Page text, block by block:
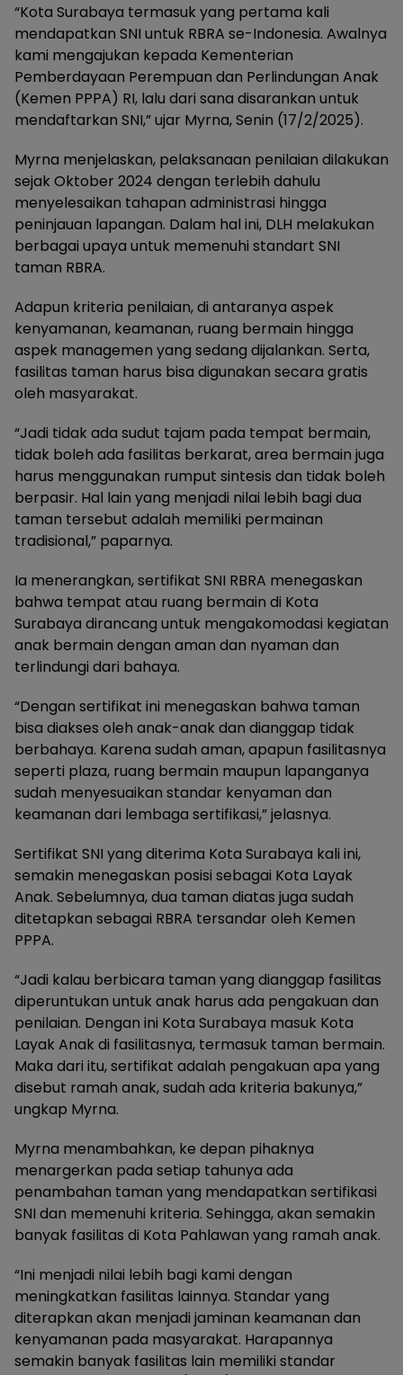
“Kota Surabaya termasuk yang pertama kali
mendapatkan SNI untuk RBRA se-Indonesia. Awalnya
kami mengajukan kepada Kementerian
Pemberdayaan Perempuan dan Perlindungan Anak
(Kemen PPPA) RI, lalu dari sana disarankan untuk
mendaftarkan SNI,” ujar Myrna, Senin (17/2/2025).
Myrna menjelaskan, pelaksanaan penilaian dilakukan
sejak Oktober 2024 dengan terlebih dahulu
menyelesaikan tahapan administrasi hingga
peninjauan lapangan. Dalam hal ini, DLH melakukan
berbagai upaya untuk memenuhi standart SNI
taman RBRA.
Adapun kriteria penilaian, di antaranya aspek
kenyamanan, keamanan, ruang bermain hingga
aspek managemen yang sedang dijalankan. Serta,
fasilitas taman harus bisa digunakan secara gratis
oleh masyarakat.
“Jadi tidak ada sudut tajam pada tempat bermain,
tidak boleh ada fasilitas berkarat, area bermain juga
harus menggunakan rumput sintesis dan tidak boleh
berpasir. Hal lain yang menjadi nilai lebih bagi dua
taman tersebut adalah memiliki permainan
tradisional,” paparnya.
Ia menerangkan, sertifikat SNI RBRA menegaskan
bahwa tempat atau ruang bermain di Kota
Surabaya dirancang untuk mengakomodasi kegiatan
anak bermain dengan aman dan nyaman dan
terlindungi dari bahaya.
“Dengan sertifikat ini menegaskan bahwa taman
bisa diakses oleh anak-anak dan dianggap tidak
berbahaya. Karena sudah aman, apapun fasilitasnya
seperti plaza, ruang bermain maupun lapanganya
sudah menyesuaikan standar kenyaman dan
keamanan dari lembaga sertifikasi,” jelasnya.
Sertifikat SNI yang diterima Kota Surabaya kali ini,
semakin menegaskan posisi sebagai Kota Layak
Anak. Sebelumnya, dua taman diatas juga sudah
ditetapkan sebagai RBRA tersandar oleh Kemen
PPPA.
“Jadi kalau berbicara taman yang dianggap fasilitas
diperuntukan untuk anak harus ada pengakuan dan
penilaian. Dengan ini Kota Surabaya masuk Kota
Layak Anak di fasilitasnya, termasuk taman bermain.
Maka dari itu, sertifikat adalah pengakuan apa yang
disebut ramah anak, sudah ada kriteria bakunya,”
ungkap Myrna.
Myrna menambahkan, ke depan pihaknya
menargerkan pada setiap tahunya ada
penambahan taman yang mendapatkan sertifikasi
SNI dan memenuhi kriteria. Sehingga, akan semakin
banyak fasilitas di Kota Pahlawan yang ramah anak.
“Ini menjadi nilai lebih bagi kami dengan
meningkatkan fasilitas lainnya. Standar yang
diterapkan akan menjadi jaminan keamanan dan
kenyamanan pada masyarakat. Harapannya
semakin banyak fasilitas lain memiliki standar